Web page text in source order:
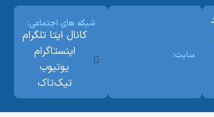
سایت:
شبکه های اجتماعی:
کانال ایتا تلگرام
اینستاگرام
یوتیوب
تیک‌تاک